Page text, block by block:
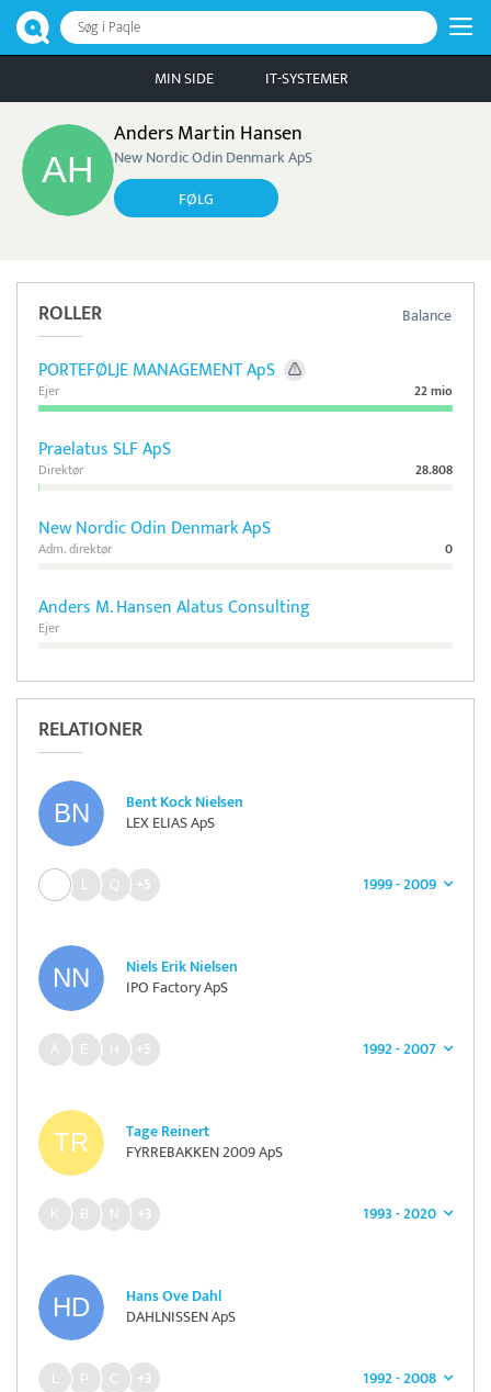
Søg i Paqle
MIN SIDE IT-SYSTEMER
Anders Martin Hansen
New Nordic Odin Denmark ApS
FØLG
Balance
ROLLER
PORTEFØLJE MANAGEMENT ApS
22 mio
Ejer
Praelatus SLF ApS
28.808
Direktør
New Nordic Odin Denmark ApS
0
Adm. direktør
Anders M. Hansen Alatus Consulting
Ejer
RELATIONER
Bent Kock Nielsen
LEX ELIAS ApS
1999 - 2009
+5
Niels Erik Nielsen
IPO Factory ApS
1992 - 2007
+5
Tage Reinert
FYRREBAKKEN 2009 ApS
1993 - 2020
+3
Hans Ove Dahl
DAHLNISSEN ApS
1992 - 2008
+3